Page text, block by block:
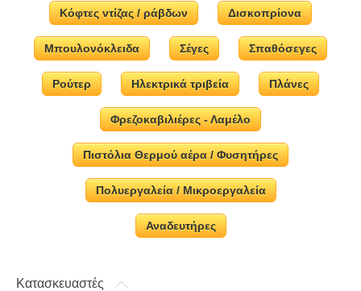
Κόφτες ντίζας / ράβδων Δισκοπρίονα
Μπουλονόκλειδα Σέγες Σπαθόσεγες
Ρούτερ Ηλεκτρικά τριβεία Πλάνες
Φρεζοκαβιλιέρες - Λαμέλο
Πιστόλια Θερμού αέρα / Φυσητήρες
Πολυεργαλεία / Μικροεργαλεία
Αναδευτήρες
Κατασκευαστές